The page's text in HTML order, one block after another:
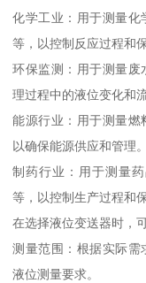
化学工业：用于测量化
等，以控制反应过程和
环保监测：用于测量废
理过程中的液位变化和流
能源行业：用于测量燃
以确保能源供应和管理。
制药行业：用于测量
等，以控制生产过程和
在选择液位变送器时，
测量范围：根据实际需
液位测量要求。